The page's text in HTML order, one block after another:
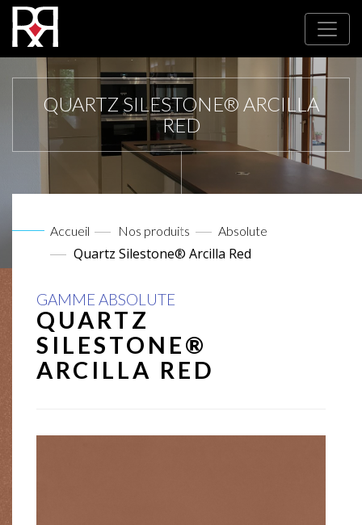
QUARTZ SILESTONE® ARCILLA
RED
Accueil Nos produits Absolute
Quartz Silestone® Arcilla Red
GAMME ABSOLUTE
QUARTZ
SILESTONE®
ARCILLA RED